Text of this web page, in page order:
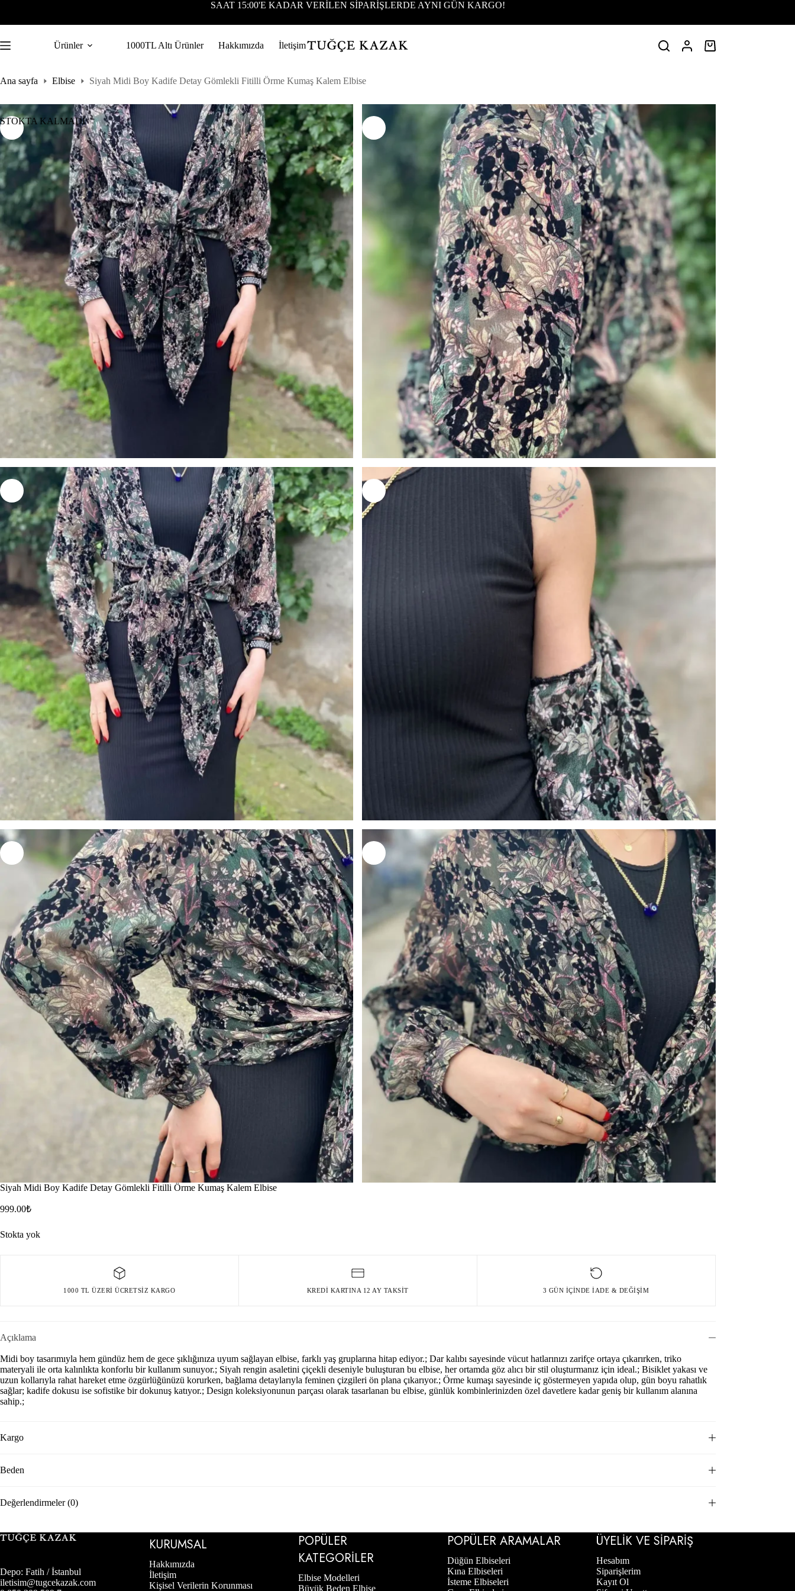
SAAT 15:00'E KADAR VERİLEN SİPARİŞLERDE AYNI GÜN KARGO!
Ürünler 1000TL Altı Ürünler Hakkımızda İletişim
Shopping
Ana sayfa Elbise Siyah Midi Boy Kadife Detay Gömlekli Fitilli Örme Kumaş Kalem Elbise
STOKTA KALMADI
Siyah Midi Boy Kadife Detay Gömlekli Fitilli Örme Kumaş Kalem Elbise
999.00₺
Stokta yok
1000 TL ÜZERI ÜCRETSIZ KARGO KREDI KARTINA 12 AY TAKSIT 3 GÜN İÇINDE İADE & DEĞIŞIM
Açıklama
Midi boy tasarımıyla hem gündüz hem de gece şıklığınıza uyum sağlayan elbise, farklı yaş gruplarına hitap ediyor.; Dar kalıbı sayesinde vücut hatlarınızı zarifçe ortaya çıkarırken, triko
materyali ile orta kalınlıkta konforlu bir kullanım sunuyor.; Siyah rengin asaletini çiçekli deseniyle buluşturan bu elbise, her ortamda göz alıcı bir stil oluşturmanız için ideal.; Bisiklet yakası ve
uzun kollarıyla rahat hareket etme özgürlüğünüzü korurken, bağlama detaylarıyla feminen çizgileri ön plana çıkarıyor.; Örme kumaşı sayesinde iç göstermeyen yapıda olup, gün boyu rahatlık
sağlar; kadife dokusu ise sofistike bir dokunuş katıyor.; Design koleksiyonunun parçası olarak tasarlanan bu elbise, günlük kombinlerinizden özel davetlere kadar geniş bir kullanım alanına
sahip.;
Kargo
Beden
Değerlendirmeler (0)
Depo: Fatih / İstanbul
iletisim@tugcekazak.com
KURUMSAL
Hakkımızda
İletişim
Kişisel Verilerin Korunması
POPÜLER
KATEGORILER
Elbise Modelleri
Büyük Beden Elbise
POPÜLER ARAMALAR
Düğün Elbiseleri
Kına Elbiseleri
İsteme Elbiseleri
ÜYELIK VE SIPARIŞ
Hesabım
Siparişlerim
Kayıt Ol